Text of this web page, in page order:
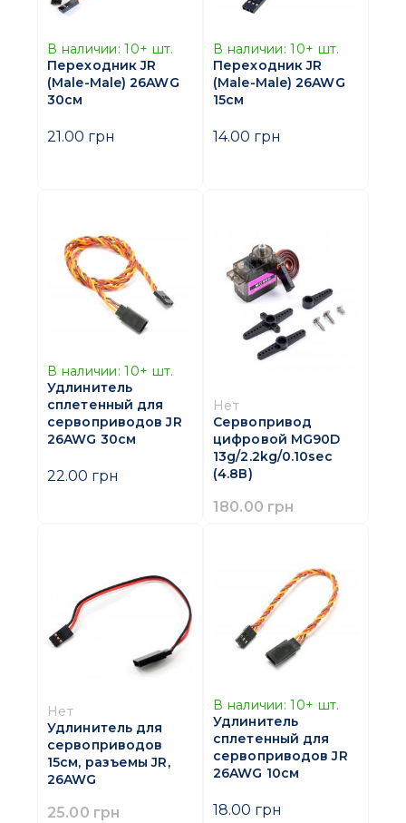
В наличии: 10+ шт.
Переходник JR
(Male-Male) 26AWG
30см
21.00 грн
В наличии: 10+ шт.
Переходник JR
(Male-Male) 26AWG
15см
14.00 грн
В наличии: 10+ шт.
Удлинитель
сплетенный для
сервоприводов JR
26AWG 30см
22.00 грн
Нет
Сервопривод
цифровой MG90D
13g/2.2kg/0.10sec
(4.8В)
180.00 грн
Нет
Удлинитель для
сервоприводов
15см, разъемы JR,
26AWG
25.00 грн
В наличии: 10+ шт.
Удлинитель
сплетенный для
сервоприводов JR
26AWG 10см
18.00 грн